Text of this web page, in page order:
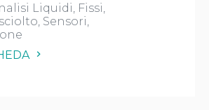
Liquidi Fissi
Sensori